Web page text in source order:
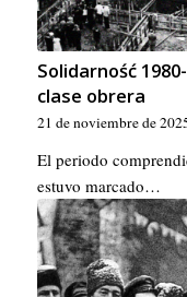
Solidarność
clase obrera
21 de noviembre de
El periodo
estuvo marcado…